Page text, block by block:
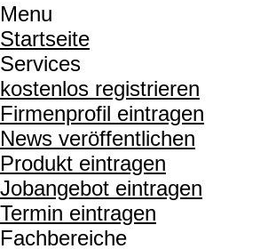
Menu
Startseite
Services
kostenlos registrieren
Firmenprofil eintragen
News veröffentlichen
Produkt eintragen
Jobangebot eintragen
Termin eintragen
Fachbereiche